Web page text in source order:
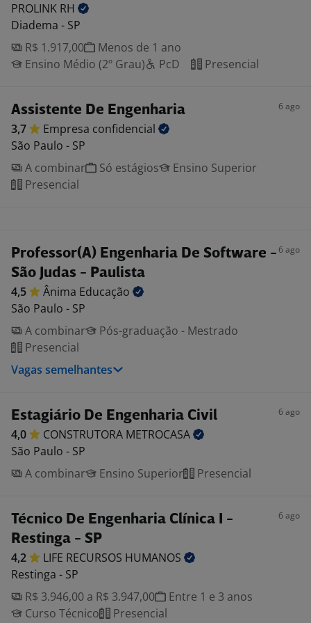
PROLINK RH
Diadema - SP
R$ 1.917,00
Menos de 1 ano
Ensino Médio (2º Grau)
PcD Presencial
Assistente De Engenharia 6 ago
3,7 Empresa confidencial
São Paulo - SP
A combinar
Só estágios
Ensino Superior
Presencial
Professor(A) Engenharia De Software -
São Judas - Paulista
6 ago
4,5 Ânima Educação
São Paulo - SP
A combinar
Pós-graduação - Mestrado
Presencial
Vagas semelhantes
Estagiário De Engenharia Civil 6 ago
4,0 CONSTRUTORA METROCASA
São Paulo - SP
A combinar
Ensino Superior Presencial
Técnico De Engenharia Clínica I -
Restinga - SP
6 ago
4,2 LIFE RECURSOS HUMANOS
Restinga - SP
R$ 3.946,00 a R$ 3.947,00
Entre 1 e 3 anos
Curso Técnico
Presencial